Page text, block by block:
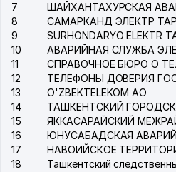
7
8
9
10
11
12
13
O'ZBEKTELEKOM АО
14
15
16
17
18